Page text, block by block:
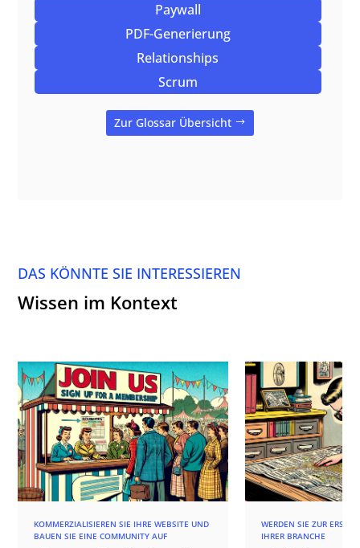
Paywall
PDF-Generierung
Relationships
Scrum
Zur Glossar Übersicht
DAS KÖNNTE SIE INTERESSIEREN
Wissen im Kontext
KOMMERZIALISIEREN SIE IHRE WEBSITE UND
BAUEN SIE EINE COMMUNITY AUF
WERDEN SIE ZUR
IHRER BRANCHE